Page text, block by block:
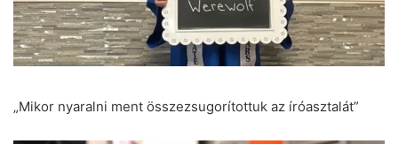
„Mikor nyaralni ment összezsugorítottuk az íróasztalát”